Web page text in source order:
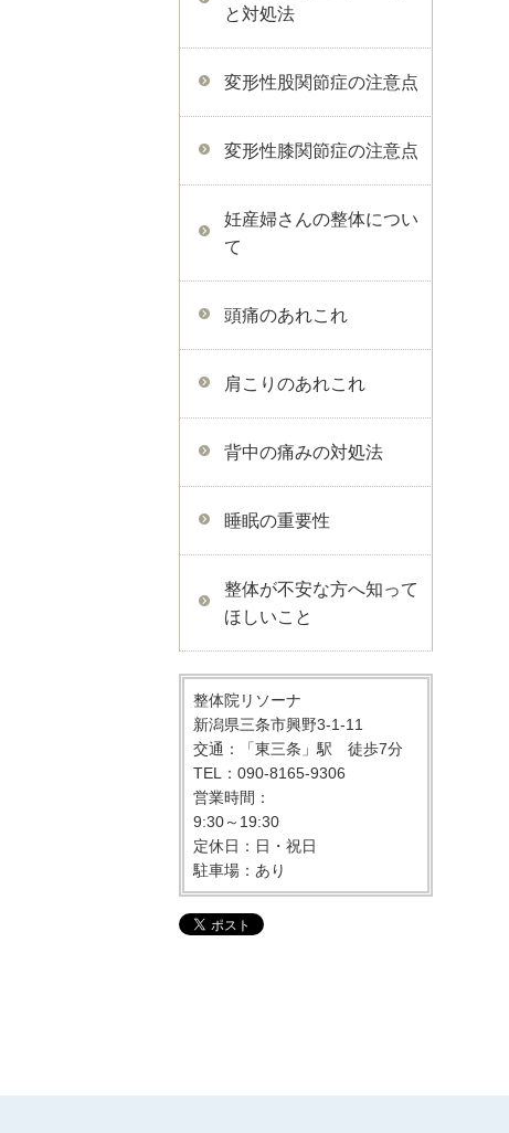
と対処法
変形性股関節症の注意点
変形性膝関節症の注意点
妊産婦さんの整体につい
て
頭痛のあれこれ
肩こりのあれこれ
背中の痛みの対処法
睡眠の重要性
整体が不安な方へ知って
ほしいこと
整体院リソーナ
新潟県三条市興野3-1-11
交通：「東三条」駅 徒歩7分
TEL：090-8165-9306
営業時間：
9:30～19:30
定休日：日・祝日
駐車場：あり